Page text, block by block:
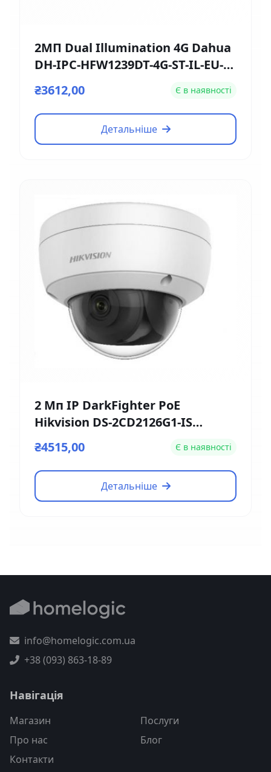
2МП Dual Illumination 4G Dahua
DH-IPC-HFW1239DT-4G-ST-IL-EU-B
₴3612,00 Є в наявності
Детальніше
2 Мп IP DarkFighter PoE
Hikvision DS-2CD2126G1-IS
(2.8мм)
₴4515,00 Є в наявності
Детальніше
info@homelogic.com.ua
+38 (093) 863-18-89
Навігація
Магазин
Послуги
Про нас
Блог
Контакти